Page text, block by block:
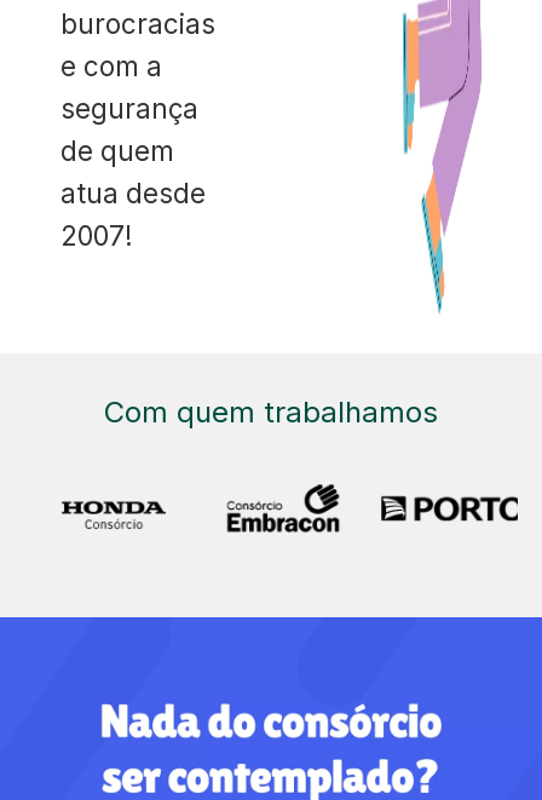
burocracias
e com a
segurança
de quem
atua desde
2007!
Com quem trabalhamos